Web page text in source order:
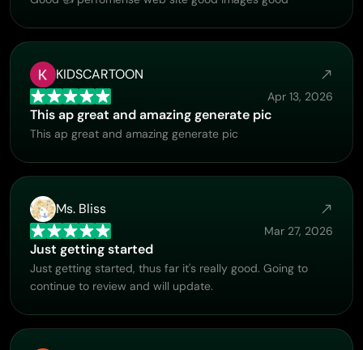
KIDSCARTOON
Apr 13, 2026
This ap great and amazing generate pic
This ap great and amazing generate pic
Ms. Bliss
Mar 27, 2026
Just getting started
Just getting started, thus far it's really good. Going to
continue to review and will update.